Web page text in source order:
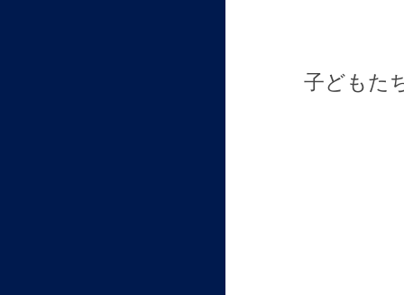
子どもた